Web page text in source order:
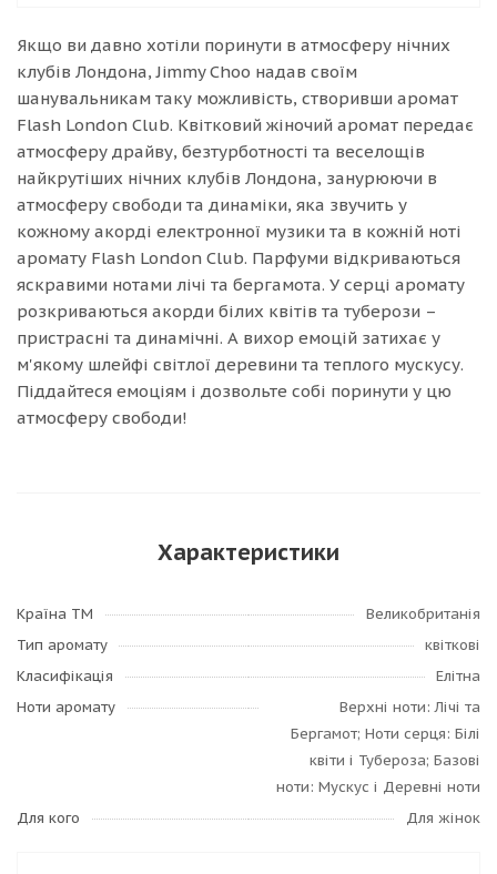
Якщо ви давно хотіли поринути в атмосферу нічних
клубів Лондона, Jimmy Choo надав своїм
шанувальникам таку можливість, створивши аромат
Flash London Club. Квітковий жіночий аромат передає
атмосферу драйву, безтурботності та веселощів
найкрутіших нічних клубів Лондона, занурюючи в
атмосферу свободи та динаміки, яка звучить у
кожному акорді електронної музики та в кожній ноті
аромату Flash London Club. Парфуми відкриваються
яскравими нотами лічі та бергамота. У серці аромату
розкриваються акорди білих квітів та туберози –
пристрасні та динамічні. А вихор емоцій затихає у
м'якому шлейфі світлої деревини та теплого мускусу.
Піддайтеся емоціям і дозвольте собі поринути у цю
атмосферу свободи!
Характеристики
Країна ТМ
Великобританія
Тип аромату
квіткові
Класифікація
Елітна
Ноти аромату
Верхні ноти: Лічі та
Бергамот; Ноти серця: Білі
квіти і Тубероза; Базові
ноти: Мускус і Деревні ноти
Для кого
Для жінок